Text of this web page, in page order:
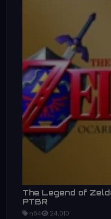
The Legend of
PTBR
n64 24,010